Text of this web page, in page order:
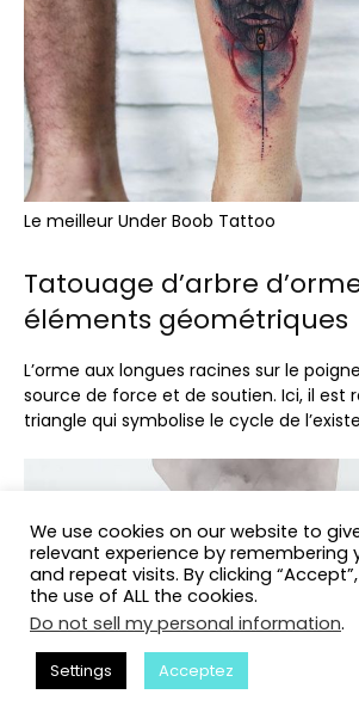
Le meilleur Under Boob Tattoo
Tatouage d’arbre
éléments géométriques
L’orme aux longues racines sur le
source de force et de soutien. Ici, il est
triangle qui symbolise le cycle de
We use cookies on our website to
relevant experience by remembering
and repeat visits. By clicking
the use of ALL the cookies.
Do not sell my personal information.
Settings Acceptez